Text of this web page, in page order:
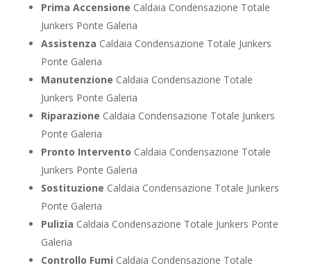
Prima Accensione Caldaia Condensazione Totale
Junkers Ponte Galeria
Assistenza Caldaia Condensazione Totale Junkers
Ponte Galeria
Manutenzione Caldaia Condensazione Totale
Junkers Ponte Galeria
Riparazione Caldaia Condensazione Totale Junkers
Ponte Galeria
Pronto Intervento Caldaia Condensazione Totale
Junkers Ponte Galeria
Sostituzione Caldaia Condensazione Totale Junkers
Ponte Galeria
Pulizia Caldaia Condensazione Totale Junkers Ponte
Galeria
Controllo Fumi Caldaia Condensazione Totale